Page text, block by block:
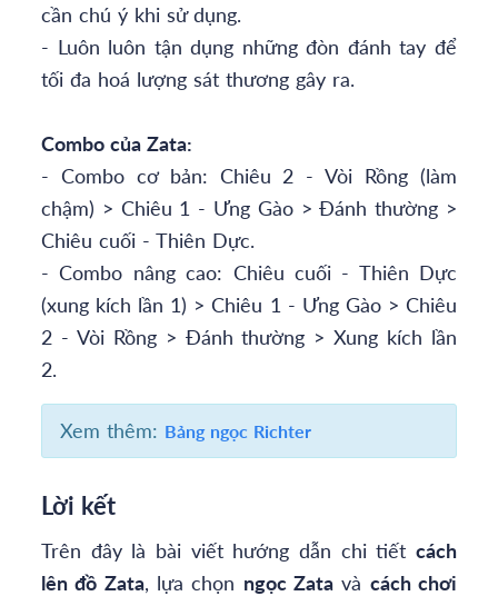
cần chú ý khi sử dụng.
- Luôn luôn tận dụng những đòn đánh tay để
tối đa hoá lượng sát thương gây ra.
Combo của Zata:
- Combo cơ bản: Chiêu 2 - Vòi Rồng (làm
chậm) > Chiêu 1 - Ưng Gào > Đánh thường >
Chiêu cuối - Thiên Dực.
- Combo nâng cao: Chiêu cuối - Thiên Dực
(xung kích lần 1) > Chiêu 1 - Ưng Gào > Chiêu
2 - Vòi Rồng > Đánh thường > Xung kích lần
2.
Xem thêm: Bảng ngọc Richter
Lời kết
Trên đây là bài viết hướng dẫn chi tiết cách
lên đồ Zata, lựa chọn ngọc Zata và cách chơi